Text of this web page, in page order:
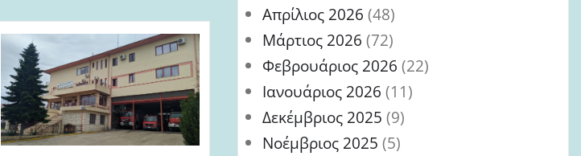
Απρίλιος 2026 (48)
Μάρτιος 2026 (72)
Φεβρουάριος 2026 (22)
Ιανουάριος 2026 (11)
Δεκέμβριος 2025 (9)
Νοέμβριος 2025 (5)